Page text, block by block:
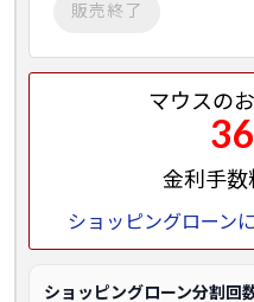
販売終了
マウスの
36
金利手数
ショッピングローン
ショッピングローン分割回